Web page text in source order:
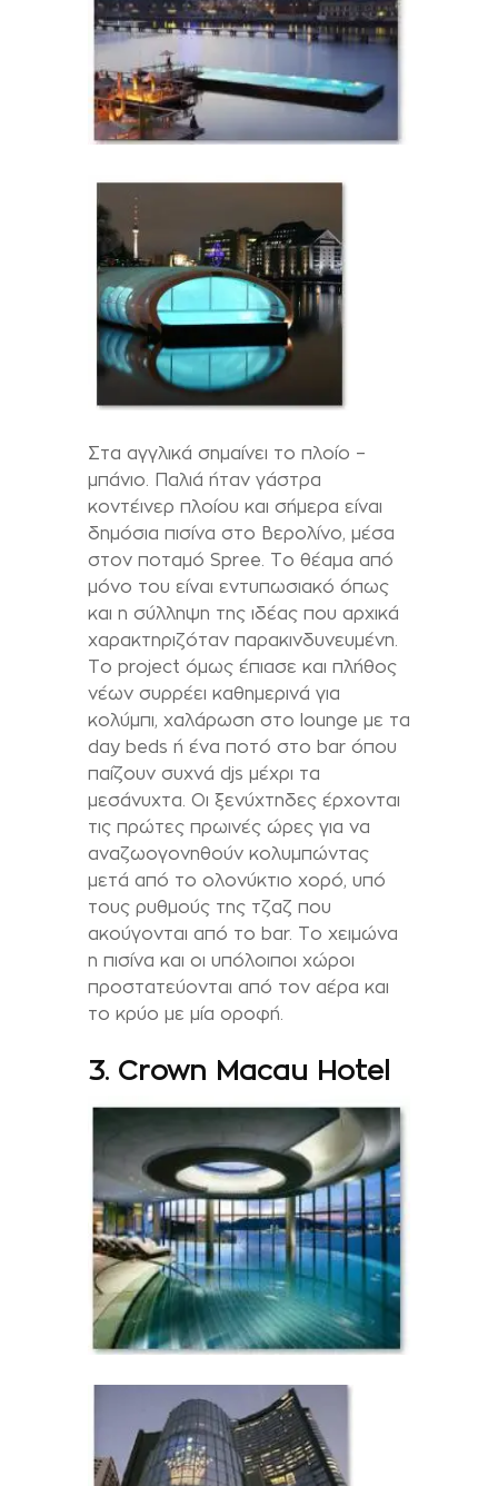
Στα αγγλικά σημαίνει το πλοίο –
μπάνιο. Παλιά ήταν γάστρα
κοντέινερ πλοίου και σήμερα είναι
δημόσια πισίνα στο Βερολίνο, μέσα
στον ποταμό Spree. Το θέαμα από
μόνο του είναι εντυπωσιακό όπως
και η σύλληψη της ιδέας που αρχικά
χαρακτηριζόταν παρακινδυνευμένη.
Το project όμως έπιασε και πλήθος
νέων συρρέει καθημερινά για
κολύμπι, χαλάρωση στο lounge με τα
day beds ή ένα ποτό στο bar όπου
παίζουν συχνά djs μέχρι τα
μεσάνυχτα. Οι ξενύχτηδες έρχονται
τις πρώτες πρωινές ώρες για να
αναζωογονηθούν κολυμπώντας
μετά από το ολονύκτιο χορό, υπό
τους ρυθμούς της τζαζ που
ακούγονται από το bar. Το χειμώνα
η πισίνα και οι υπόλοιποι χώροι
προστατεύονται από τον αέρα και
το κρύο με μία οροφή.
3. Crown Macau Hotel